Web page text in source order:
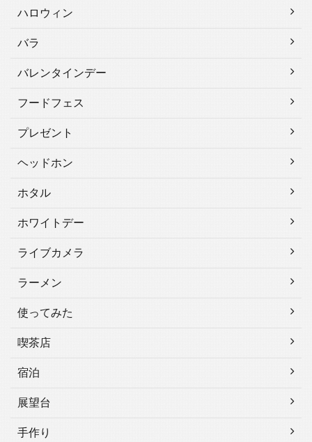
ハロウィン
バラ
バレンタインデー
フードフェス
プレゼント
ヘッドホン
ホタル
ホワイトデー
ライブカメラ
ラーメン
使ってみた
喫茶店
宿泊
展望台
手作り